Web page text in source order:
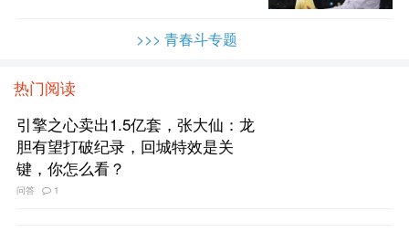
>>> 青春斗专题
热门阅读
引擎之心卖出1.5亿套，张大仙：龙
胆有望打破纪录，回城特效是关
键，你怎么看？
问答 1